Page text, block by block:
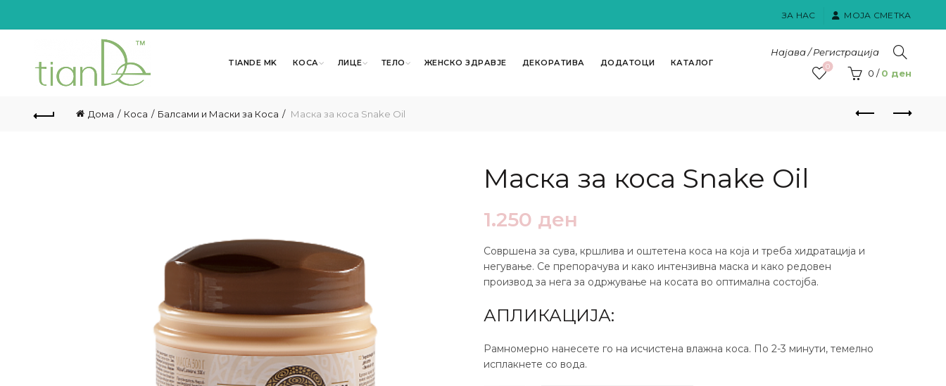
ЗА НАС МОЈА СМЕТКА
TIANDE MK КОСА ЛИЦЕ ТЕЛО ЖЕНСКО ЗДРАВЈЕ ДЕКОРАТИВА ДОДАТОЦИ КАТАЛОГ
Најава / Регистрација
0
0 / 0 ден
Дома Коса Балсами и Маски за Коса Маска за коса Snake Oil
Маска за коса Snake Oil
1.250 ден
Совршена за сува, кршлива и оштетена коса на која и треба хидратација и
негување. Се препорачува и како интензивна маска и како редовен
производ за нега за одржување на косата во оптимална состојба.
АПЛИКАЦИЈА:
Рамномерно нанесете го на исчистена влажна коса. По 2-3 минути, темелно
исплакнете со вода.